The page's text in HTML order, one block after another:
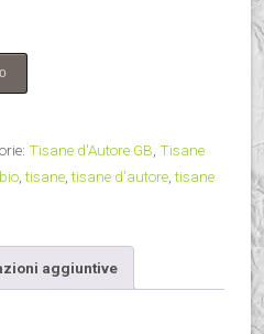
Tisane d'Autore GB, Tisane
bio,tisane,tisane d'autore,tisane
aggiuntive